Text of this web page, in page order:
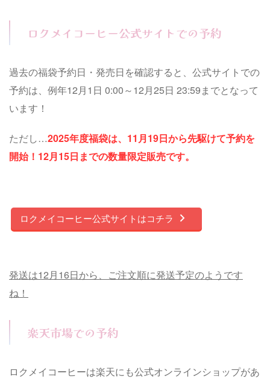
ロクメイコーヒー公式サイトでの予約
過去の福袋予約日・発売日を確認すると、公式サイトでの
予約は、例年12月1日 0:00～12月25日 23:59までとなって
います！
ただし…2025年度福袋は、11月19日から先駆けて予約を
開始！12月15日までの数量限定販売です。
ロクメイコーヒー公式サイトはコチラ
発送は12月16日から、ご注文順に発送予定のようです
ね！
楽天市場での予約
ロクメイコーヒーは楽天にも公式オンラインショップがあ